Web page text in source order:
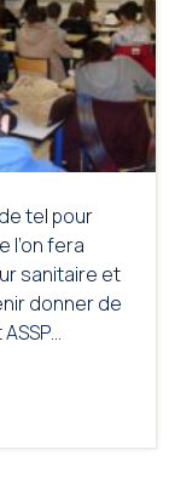
tel pour
l’on fera
sanitaire et
donner de